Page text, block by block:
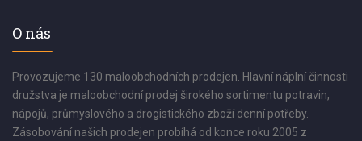
O nás
Provozujeme 130 maloobchodních prodejen. Hlavní náplní činnosti
družstva je maloobchodní prodej širokého sortimentu potravin,
nápojů, průmyslového a drogistického zboží denní potřeby.
Zásobování našich prodejen probíhá od konce roku 2005 z